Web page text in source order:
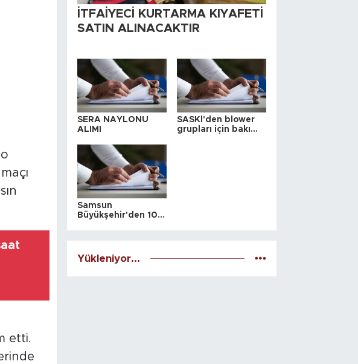
etti.
İTFAİYECİ KURTARMA KIYAFETİ
SATIN ALINACAKTIR
SERA NAYLONU
ALIMI
SASKİ'den blower
grupları için bakım
Samsun
Büyükşehir'den 10
Yükleniyor...